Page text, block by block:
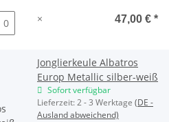
× 47,00 € *
Jonglierkeule Albatros
Europ Metallic silber-weiß
Sofort verfügbar
Lieferzeit:2 - 3 Werktage (DE -
Ausland abweichend)